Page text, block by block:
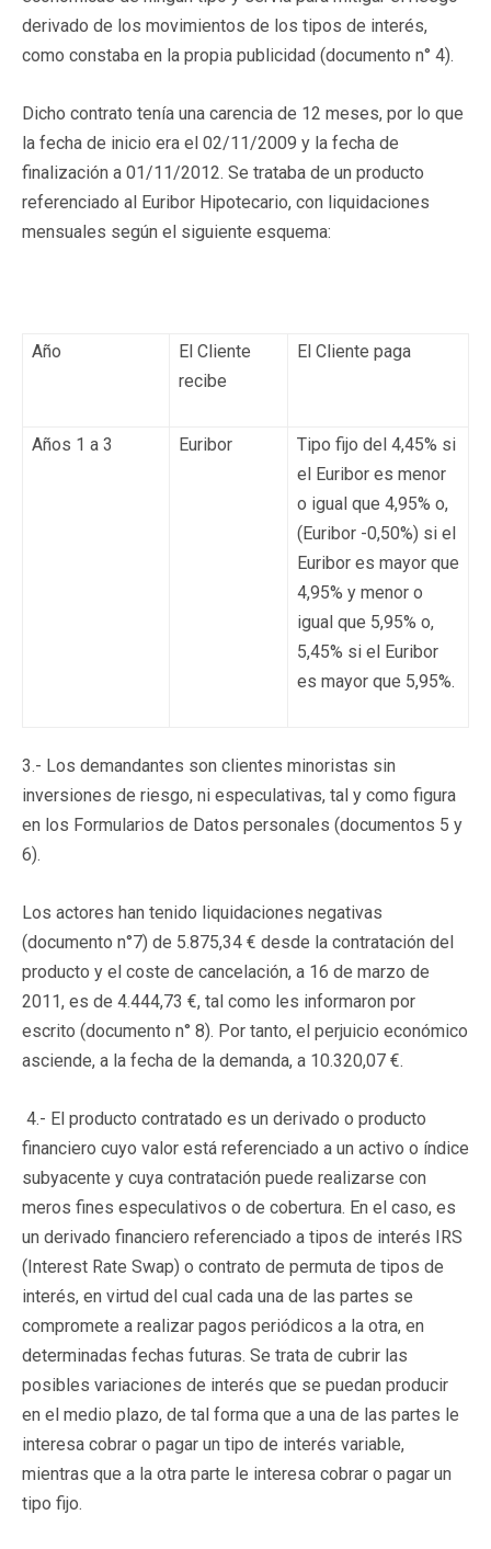
derivado de los movimientos de los tipos de interés,
como constaba en la propia publicidad (documento n° 4).
Dicho contrato tenía una carencia de 12 meses, por lo que
la fecha de inicio era el 02/11/2009 y la fecha de
finalización a 01/11/2012. Se trataba de un producto
referenciado al Euribor Hipotecario, con liquidaciones
mensuales según el siguiente esquema:
Año
El Cliente
recibe
El Cliente paga
Años 1 a 3 Euribor
Tipo fijo del 4,45% si
el Euribor es menor
o igual que 4,95% o,
(Euribor -0,50%) si el
Euribor es mayor que
4,95% y menor o
igual que 5,95% o,
5,45% si el Euribor
es mayor que 5,95%.
3.- Los demandantes son clientes minoristas sin
inversiones de riesgo, ni especulativas, tal y como figura
en los Formularios de Datos personales (documentos 5 y
6).
Los actores han tenido liquidaciones negativas
(documento n°7) de 5.875,34 € desde la contratación del
producto y el coste de cancelación, a 16 de marzo de
2011, es de 4.444,73 €, tal como les informaron por
escrito (documento n° 8). Por tanto, el perjuicio económico
asciende, a la fecha de la demanda, a 10.320,07 €.
4.- El producto contratado es un derivado o producto
financiero cuyo valor está referenciado a un activo o índice
subyacente y cuya contratación puede realizarse con
meros fines especulativos o de cobertura. En el caso, es
un derivado financiero referenciado a tipos de interés IRS
(Interest Rate Swap) o contrato de permuta de tipos de
interés, en virtud del cual cada una de las partes se
compromete a realizar pagos periódicos a la otra, en
determinadas fechas futuras. Se trata de cubrir las
posibles variaciones de interés que se puedan producir
en el medio plazo, de tal forma que a una de las partes le
interesa cobrar o pagar un tipo de interés variable,
mientras que a la otra parte le interesa cobrar o pagar un
tipo fijo.